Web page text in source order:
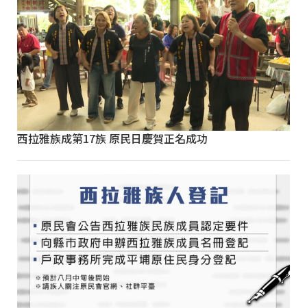
西拉雅族成第17族 原民日慶賀正名成功